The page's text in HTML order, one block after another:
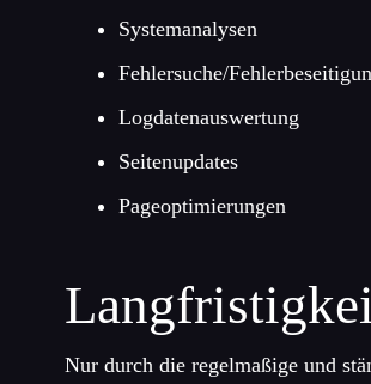
Systemanalysen
Fehlersuche/
Logdatenauswertung
Seitenupdates
Pageoptimierungen
Nur durch die regelmaßige und